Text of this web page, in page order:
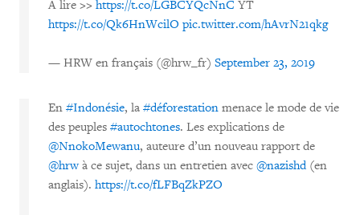
À lire >> https://t.co/LGBCYQcNnC YT
https://t.co/Qk6HnWcilO pic.twitter.com/hAvrN21qkg
— HRW en français (@hrw_fr) September 23, 2019
En #Indonésie, la #déforestation menace le mode de vie
des peuples #autochtones. Les explications de
@NnokoMewanu, auteure d’un nouveau rapport de
@hrwà ce sujet, dans un entretien avec @nazishd(en
anglais). https://t.co/fLFBqZkPZO